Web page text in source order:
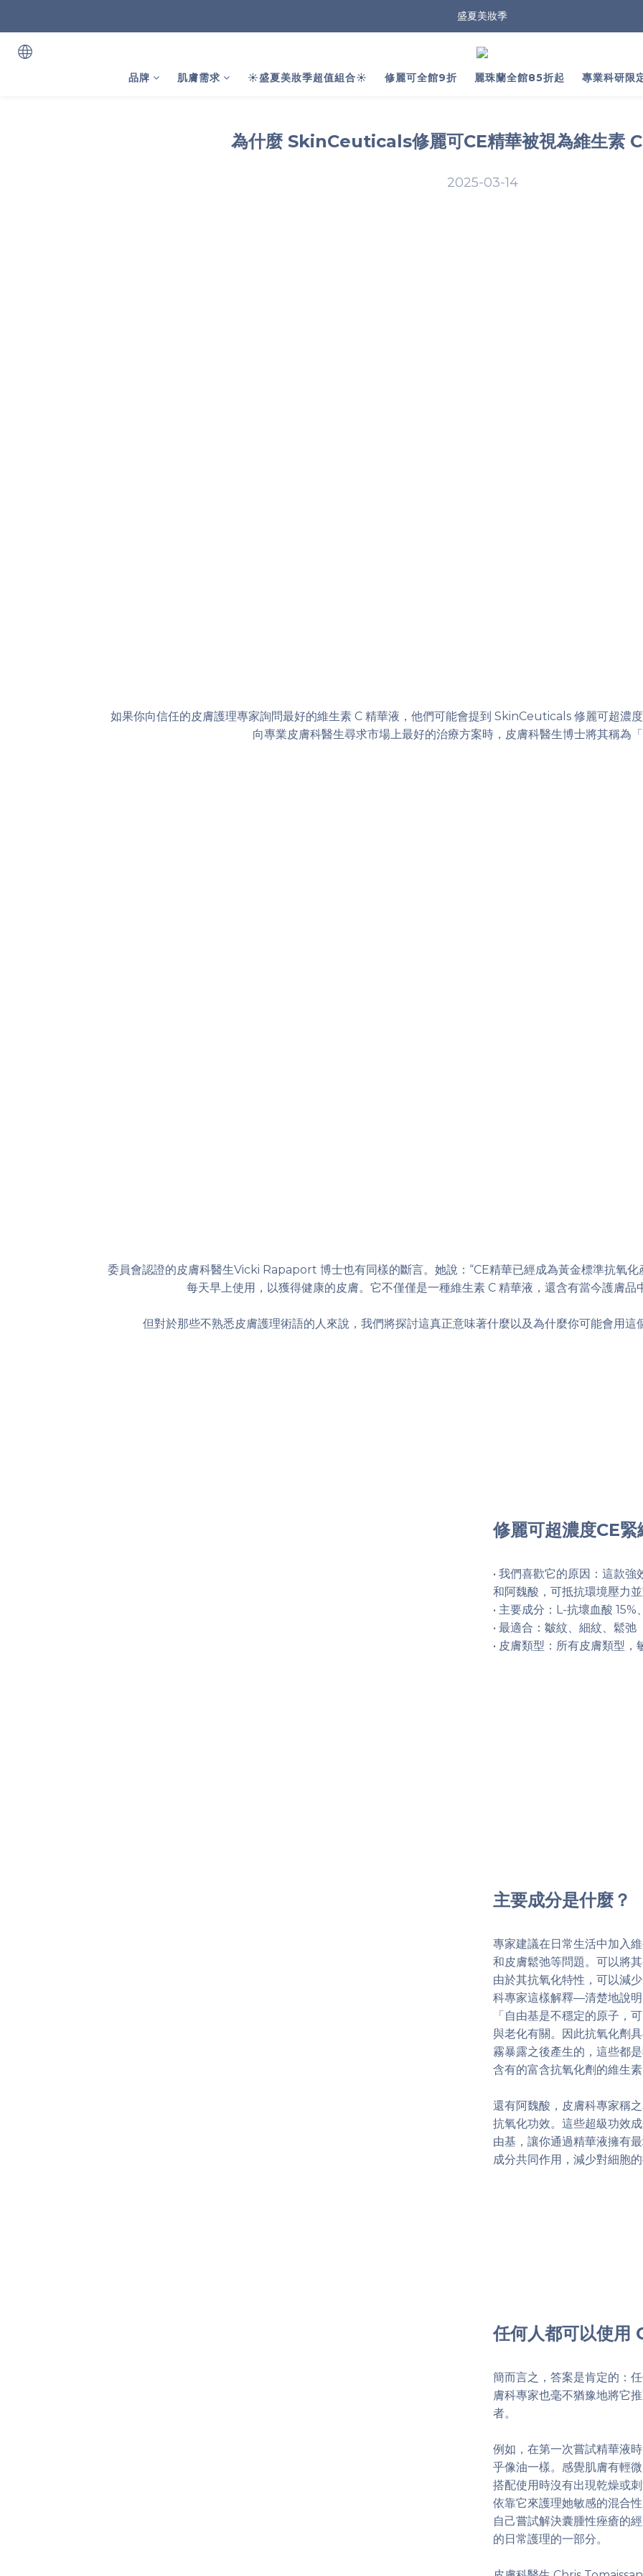
盛夏美妝季
品牌 肌膚需求 ☀️盛夏美妝季超值組合☀️ 修麗可全館9折 麗珠蘭全館85折起 專業科研限
為什麼 SkinCeuticals修麗可CE精華被視為維生素
2025-03-14
如果你向信任的皮膚護理專家詢問最好的維生素 C 精華液，他們可能會提到 SkinCeuticals 修麗可超濃
向專業皮膚科醫生尋求市場上最好的治療方案時，皮膚科醫生博士將其稱為
委員會認證的皮膚科醫生Vicki Rapaport 博士也有同樣的斷言。她說：“CE精華已經成為黃金標準抗氧
每天早上使用，以獲得健康的皮膚。它不僅僅是一種維生素 C 精華液，還含有當今護膚品
但對於那些不熟悉皮膚護理術語的人來說，我們將探討這真正意味著什麼以及為什麼你可能會用這
修麗可超濃度CE
• 我們喜歡它的原因：這款
和阿魏酸，可抵抗環境壓力
• 主要成分：L-抗壞血酸
• 最適合：皺紋、細紋、鬆弛
• 皮膚類型：所有皮膚類型，
主要成分是什麼？
專家建議在日常生活中加入
和皮膚鬆弛等問題。可以將
由於其抗氧化特性，可以減
科專家這樣解釋—清楚地說
「自由基是不穩定的原子，
與老化有關。因此抗氧化劑
霧暴露之後產生的，這些都
含有的富含抗氧化劑的維生
還有阿魏酸，皮膚科專家稱
抗氧化功效。這些超級功效
由基，讓你通過精華液擁有
成分共同作用，減少對細胞
任何人都可以使用
簡而言之，答案是肯定的：
膚科專家也毫不猶豫地將它
者。
例如，在第一次嘗試精華液
乎像油一樣。感覺肌膚有輕
搭配使用時沒有出現乾燥或
依靠它來護理她敏感的混合
自己嘗試解決囊腫性痤瘡的
的日常護理的一部分。